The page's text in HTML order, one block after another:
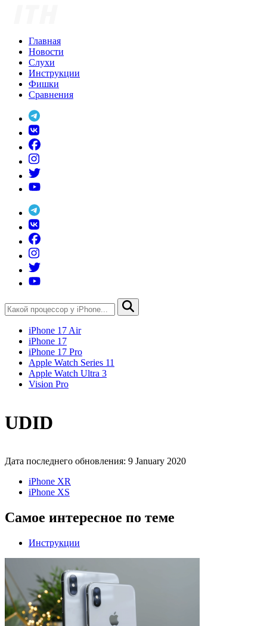
Главная
Новости
Слухи
Инструкции
Фишки
Сравнения
iPhone 17 Air
iPhone 17
iPhone 17 Pro
Apple Watch Series 11
Apple Watch Ultra 3
Vision Pro
UDID
Дата последнего обновления: 9 January 2020
iPhone XR
iPhone XS
Самое интересное по теме
Инструкции